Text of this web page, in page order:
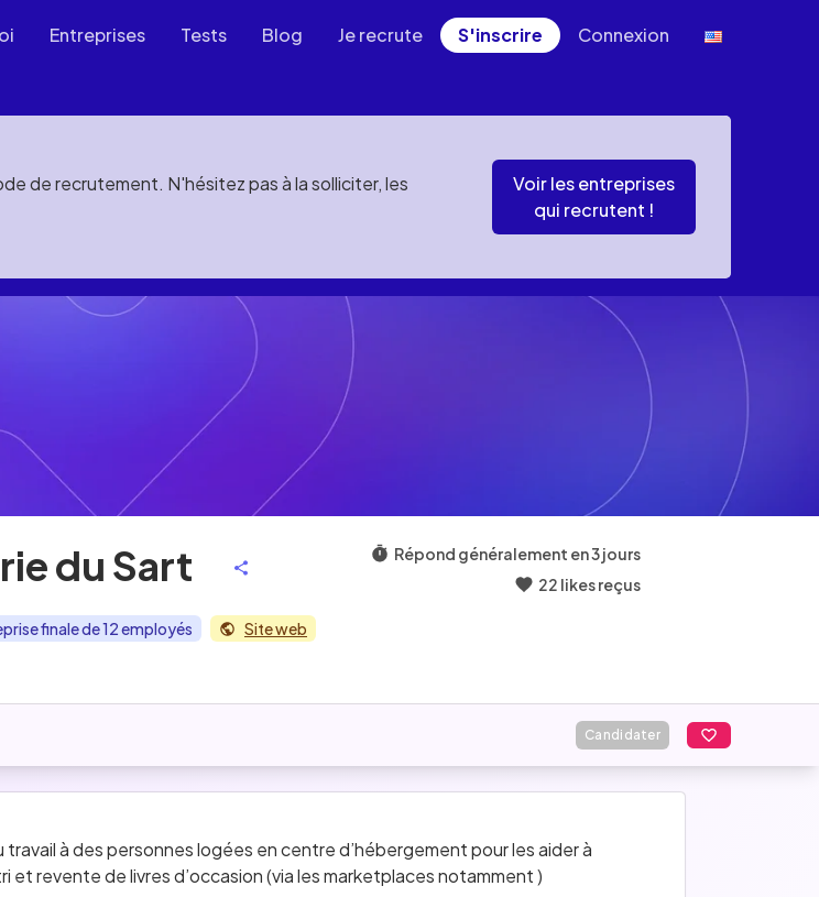
Entreprises Tests Blog Je recrute S'inscrire Connexion
de recrutement. N'hésitez pas à la solliciter, les
Voir les entreprises
qui recrutent !
du Sart
finale de 12 employés
Site web
Répond généralement en 3 jours
22 likes reçus
Candidater
à des personnes logées en centre d’hébergement pour les aider à
revente de livres d’occasion (via les marketplaces notamment )